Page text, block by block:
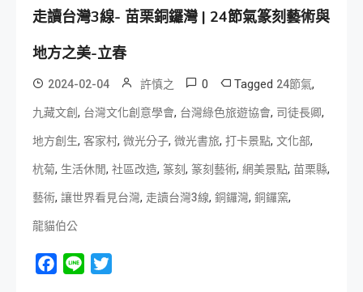
走讀台灣3線- 苗栗銅鑼灣 | 24節氣篆刻藝術與
地方之美-立春
2024-02-04 許慎之 0 Tagged 24節氣,
九藏文創 , 台灣文化創意學會, 台灣綠色旅遊協會, 司徒長卿,
地方創生, 客家村, 微光分子, 微光書旅, 打卡景點, 文化部,
杭菊, 生活休閒, 社區改造, 篆刻, 篆刻藝術, 網美景點, 苗栗縣,
藝術, 讓世界看見台灣, 走讀台灣3線, 銅鑼灣, 銅鑼窯,
龍貓伯公
Facebook
Line